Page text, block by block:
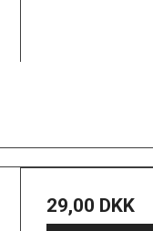
29,00 DKK